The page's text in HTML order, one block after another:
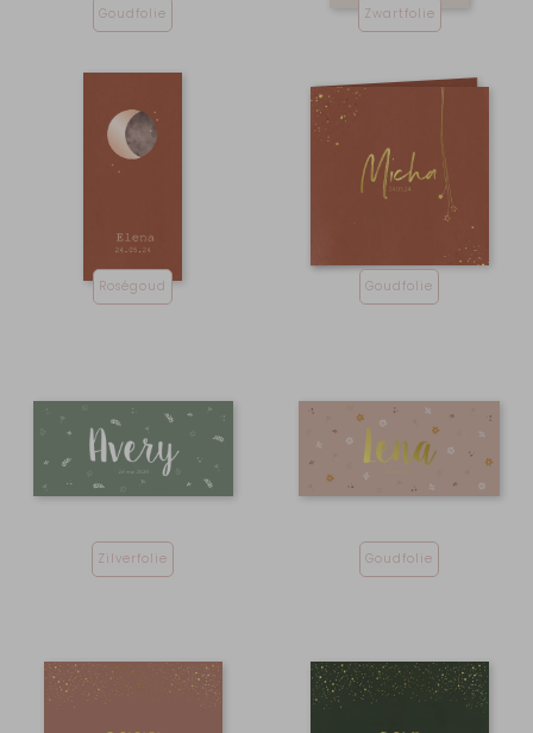
Goudfolie Zwartfolie
Roségoud Goudfolie
Zilverfolie Goudfolie